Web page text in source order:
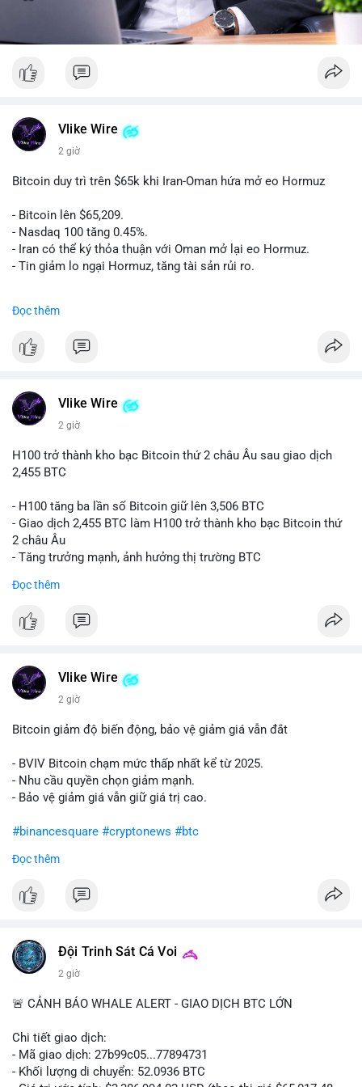
Vlike Wire
2 giờ
Bitcoin duy trì trên $65k khi Iran-Oman hứa mở eo Hormuz
- Bitcoin lên $65,209.
- Nasdaq 100 tăng 0.45%.
- Iran có thể ký thỏa thuận với Oman mở lại eo Hormuz.
- Tin giảm lo ngại Hormuz, tăng tài sản rủi ro.
📰 Nguồn: CoinDesk
Đọc thêm
Vlike Wire
2 giờ
H100 trở thành kho bạc Bitcoin thứ 2 châu Âu sau giao dịch
2,455 BTC
- H100 tăng ba lần số Bitcoin giữ lên 3,506 BTC
- Giao dịch 2,455 BTC làm H100 trở thành kho bạc Bitcoin thứ
2 châu Âu
- Tăng trưởng mạnh, ảnh hưởng thị trường BTC
#binancesquare
$btc
📰 Nguồn: Cointelegraph
Đọc thêm
Vlike Wire
2 giờ
Bitcoin giảm độ biến động, bảo vệ giảm giá vẫn đắt
- BVIV Bitcoin chạm mức thấp nhất kể từ 2025.
- Nhu cầu quyền chọn giảm mạnh.
- Bảo vệ giảm giá vẫn giữ giá trị cao.
#binancesquare #cryptonews #btc
$btc
#vlikevn #titanbot
Đọc thêm
Đội Trinh Sát Cá Voi
2 giờ
🚨 CẢNH BÁO WHALE ALERT - GIAO DỊCH BTC LỚN
Chi tiết giao dịch:
- Mã giao dịch: 27b99c05...77894731
- Khối lượng di chuyển: 52.0936 BTC